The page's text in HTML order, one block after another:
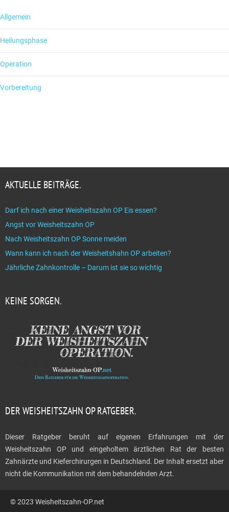
Allgemein
Heilungsphase
Operation
Vorbereitung
AKTUELLE BEITRÄGE.
Darf ich nach einer Weisheitszahn OP Eis essen?
Angst vor Weisheitszahn OP
Nach Weisheitszahn OP Sonne meiden
Wann kann ich nach der Weisheitshahn OP arbeiten?
Jährliche Zahnkontrolle – Darum ist sie so wichtig
KEINE SORGEN.
DER WEISHEITSZAHN OP RATGEBER.
Dieser Ratgeber beruht auf eigenen Erfahrungen mit der
Weisheitszahn OP und eingeholtem ärztlichen Rat der besten
Zahnärzte und Kieferchirurgen in Deutschland. Der Inhalt ersetzt aber
nicht die Kommunikation mit dem behandelnden Arzt.
© 2023 Weisheitszahn-OP.net